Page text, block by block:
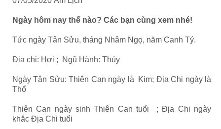
Ngày hôm nay thế nào? Các bạn cùng xem nhé!
Tức ngày Tân Sửu, tháng Nhâm Ngọ, năm Canh Tý.
Địa chi: Hợi ; Ngũ Hành: Thủy
Ngày Tân Sửu: Thiên Can ngày là Kim; Địa Chi ngày là
Thổ
Thiên Can ngày sinh Thiên Can tuổi ; Địa Chi ngày
khắc Địa Chi tuổi